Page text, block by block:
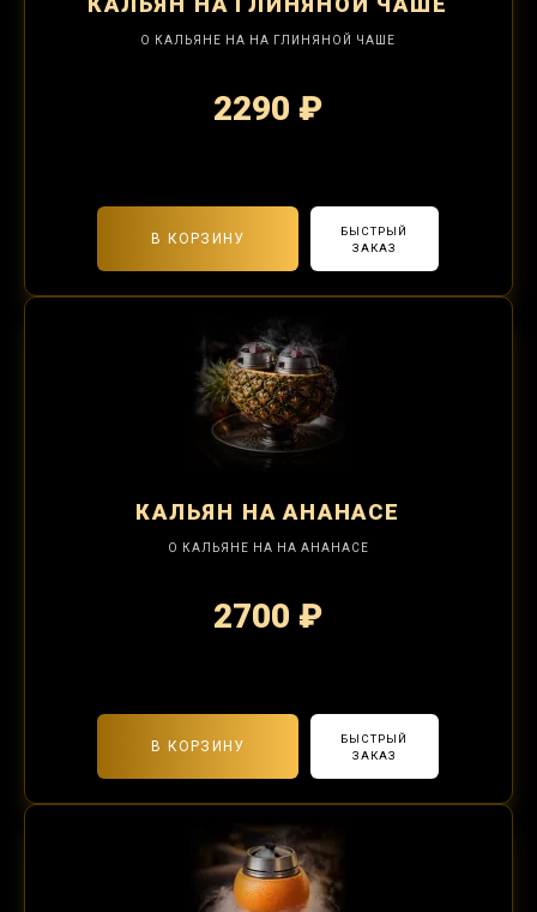
О КАЛЬЯНЕ НА НА ГЛИНЯНОЙ ЧАШЕ
2290 ₽
В КОРЗИНУ
БЫСТРЫЙ
ЗАКАЗ
КАЛЬЯН НА АНАНАСЕ
О КАЛЬЯНЕ НА НА АНАНАСЕ
2700 ₽
В КОРЗИНУ
БЫСТРЫЙ
ЗАКАЗ